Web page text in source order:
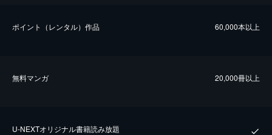
ポイント（レンタル）作品 60,000本以上
無料マンガ 20,000冊以上
U-NEXTオリジナル書籍読み放題